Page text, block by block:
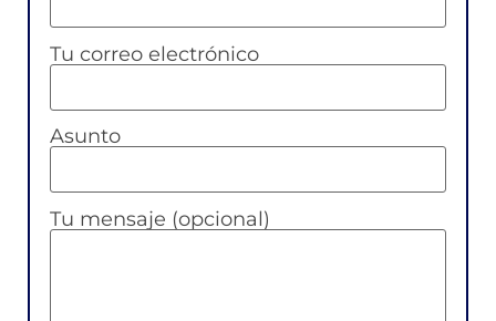
Tu correo electrónico
Asunto
Tu mensaje (opcional)